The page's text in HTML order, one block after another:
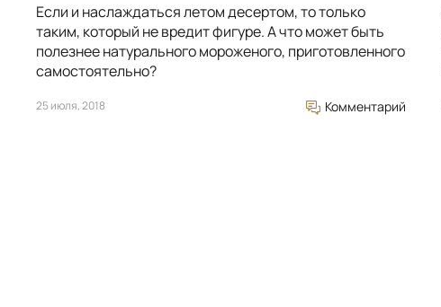
Если и наслаждаться летом десертом, то только
таким, который не вредит фигуре. А что может быть
полезнее натурального мороженого, приготовленного
самостоятельно?
25 июля, 2018 Комментарий